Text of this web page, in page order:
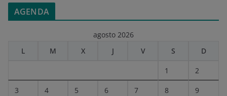
AGENDA
agosto 2026
L
M X J V S D
1 2
3 4 5 6 7 8 9